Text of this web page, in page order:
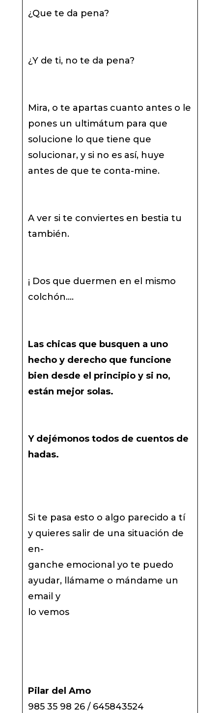
¿Que te da pena?
¿Y de ti, no te da pena?
Mira, o te apartas cuanto antes o le
pones un ultimátum para que
solucione lo que tiene que
solucionar, y si no es así, huye
antes de que te conta-mine.
A ver si te conviertes en bestia tu
también.
¡ Dos que duermen en el mismo
colchón….
Las chicas que busquen a uno
hecho y derecho que funcione
bien desde el principio y si no,
están mejor solas.
Y dejémonos todos de cuentos de
hadas.
Si te pasa esto o algo parecido a tí
y quieres salir de una situación de
en-
ganche emocional yo te puedo
ayudar, llámame o mándame un
email y
lo vemos
Pilar del Amo
985 35 98 26 / 645843524